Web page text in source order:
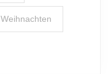
Weihnachten